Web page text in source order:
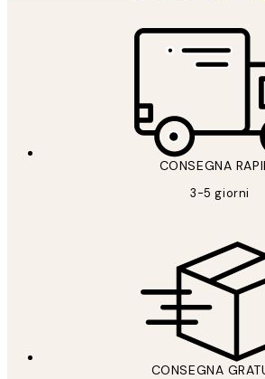
CONSEGNA
3-5 giorni
CONSEGNA